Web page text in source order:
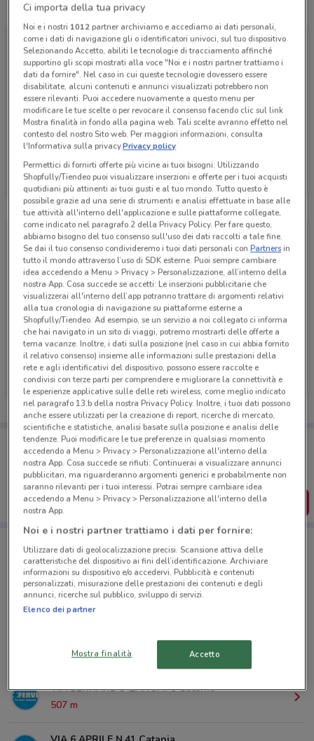
Fervi
Scade il 31/12
Fervi
Scade il 31/12 508 m
Fervi
Scade il 31/12 508 m
Porta DoveConviene sempre con te!
Puoi trovare le migliori offerte dei negozi vicino a te,
salvarle e creare la tua lista del risparmio, comodamente
dal tuo cellulare.
SCARICA L’APP
Negozi Fervi a Catania
© MapTiler © OpenStreetMap contributors
VIA BERNARDO ZANGHI 6 Catania
507 m
Ci importa della tua privacy
Noi e i nostri 1012partner archiviamo e accediamo ai dati personali,
come i dati di navigazione gli o identificatori univoci, sul tuo dispositivo.
Selezionando Accetto, abiliti le tecnologie di tracciamento affinché
supportino gli scopi mostrati alla voce "Noi e i nostri partner trattiamo i
dati da fornire". Nel caso in cui queste tecnologie dovessero essere
disabilitate, alcuni contenuti e annunci visualizzati potrebbero non
essere rilevanti. Puoi accedere nuovamente a questo menu per
modificare le tue scelte o per revocare il consenso facendo clic sul link
Mostra finalità in fondo alla pagina web. Tali scelte avranno effetto nel
contesto del nostro Sito web. Per maggiori informazioni, consulta
l'Informativa sulla privacy.Privacy policy
Permettici di fornirti offerte più vicine ai tuoi bisogni: Utilizzando
Shopfully/Tiendeo puoi visualizzare inserzioni e offerte per i tuoi acquisti
quotidiani più attinenti ai tuoi gusti e al tuo mondo. Tutto questo è
possibile grazie ad una serie di strumenti e analisi effettuate in base alle
tue attività all'interno dell'applicazione e sulle piattaforme collegate,
come indicato nel paragrafo 2 della Privacy Policy. Per fare questo,
abbiamo bisogno del tuo consenso sull'uso dei dati raccolti a tale fine.
Se dai il tuo consenso condivideremo i tuoi dati personali conPartnersin
tutto il mondo attraverso l’uso di SDK esterne. Puoi sempre cambiare
idea accedendo a Menu > Privacy > Personalizzazione, all’interno della
nostra App. Cosa succede se accetti: Le inserzioni pubblicitarie che
visualizzerai all'interno dell’app potranno trattare di argomenti relativi
alla tua cronologia di navigazione su piattaforme esterne a
Shopfully/Tiendeo. Ad esempio, se un servizio a noi collegato ci informa
che hai navigato in un sito di viaggi, potremo mostrarti delle offerte a
tema vacanze. Inoltre, i dati sulla posizione (nel caso in cui abbia fornito
il relativo consenso) insieme alle informazioni sulle prestazioni della
rete e agli identificativi del dispositivo, possono essere raccolte e
condivisi con terze parti per comprendere e migliorare la connettività e
le esperienze applicative sulle delle reti wireless, come meglio indicato
nel paragrafo 13.b della nostra Privacy Policy. Inoltre, i tuoi dati possono
anche essere utilizzati per la creazione di report, ricerche di mercato,
scientifiche e statistiche, analisi basate sulla posizione e analisi delle
tendenze. Puoi modificare le tue preferenze in qualsiasi momento
accedendo a Menu > Privacy > Personalizzazione all'interno della
nostra App. Cosa succede se rifiuti: Continuerai a visualizzare annunci
pubblicitari, ma riguarderanno argomenti generici e probabilmente non
saranno rilevanti per i tuoi interessi. Potrai sempre cambiare idea
accedendo a Menu > Privacy > Personalizzazione all'interno della
nostra App.
Noi e i nostri partner trattiamo i dati per fornire:
Utilizzare dati di geolocalizzazione precisi. Scansione attiva delle
caratteristiche del dispositivo ai fini dell’identificazione. Archiviare
informazioni su dispositivo e/o accedervi. Pubblicità e contenuti
personalizzati, misurazione delle prestazioni dei contenuti e degli
annunci, ricerche sul pubblico, sviluppo di servizi.
Elenco dei partner
Mostra finalità Accetto